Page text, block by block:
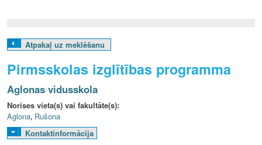
L
V
Atpakaļ uz meklēšanu
Pirmsskolas izglītības programma
Aglonas vidusskola
Norises vieta(s) vai fakultāte(s):
Aglona, Rušona
Kontaktinformācija